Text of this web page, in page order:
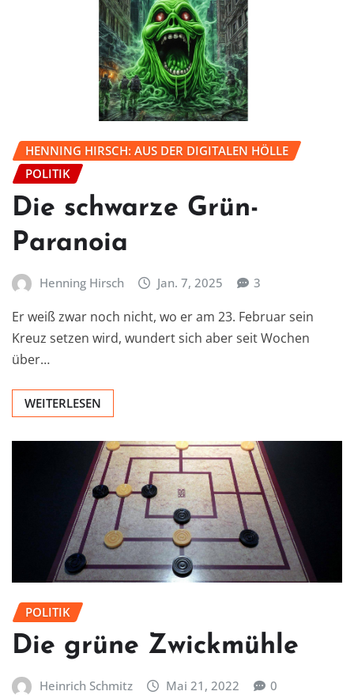
HENNING HIRSCH: AUS DER DIGITALEN HÖLLE
POLITIK
Die schwarze Grün-
Paranoia
Henning Hirsch Jan. 7, 2025 3
Er weiß zwar noch nicht, wo er am 23. Februar sein
Kreuz setzen wird, wundert sich aber seit Wochen
über…
WEITERLESEN
POLITIK
Die grüne Zwickmühle
Heinrich Schmitz Mai 21, 2022 0